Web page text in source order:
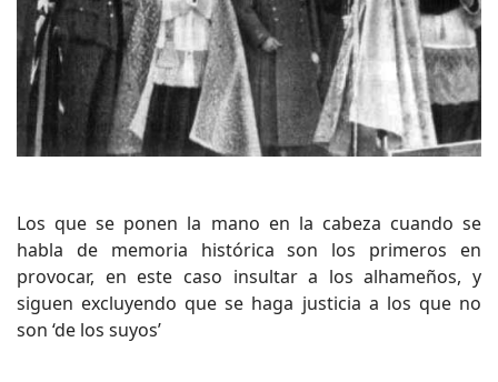
Los que se ponen la mano en la cabeza cuando se
habla de memoria histórica son los primeros en
provocar, en este caso insultar a los alhameños, y
siguen excluyendo que se haga justicia a los que no
son ‘de los suyos’